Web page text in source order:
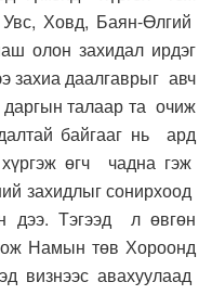
Ховд, Баян-Өлгий
олон захидал ирдэг
захиа даалгаврыг авч
талаар та очиж
байгааг нь ард
өгч чадна гэж
захидлыг сонирхоод
дээ. Тэгээд л өвгөн
Намын төв Хороонд
визнээс авахуулаад